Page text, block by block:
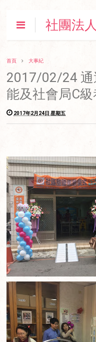
社團法
照顧人
首頁 大事紀
2017/02/24 通
能及社會局C
2017年2月24日 星期五